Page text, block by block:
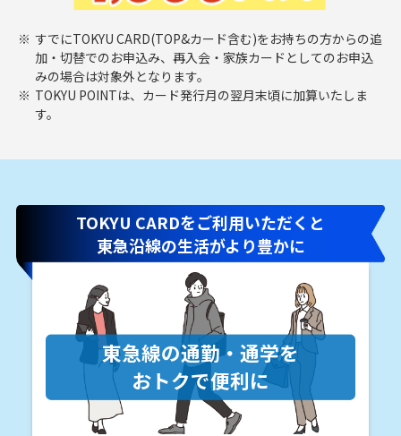
※ すでにTOKYU CARD(TOP&カード含む)をお持ちの方からの追
加・切替でのお申込み、再入会・家族カードとしてのお申込
みの場合は対象外となります。
※ TOKYU POINTは、カード発行月の翌月末頃に加算いたしま
す。
TOKYU CARDをご利用いただくと
東急沿線の生活がより豊かに
東急線の通勤・通学を
おトクで便利に